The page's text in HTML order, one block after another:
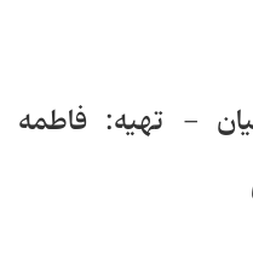
- تهیه: فاطمه